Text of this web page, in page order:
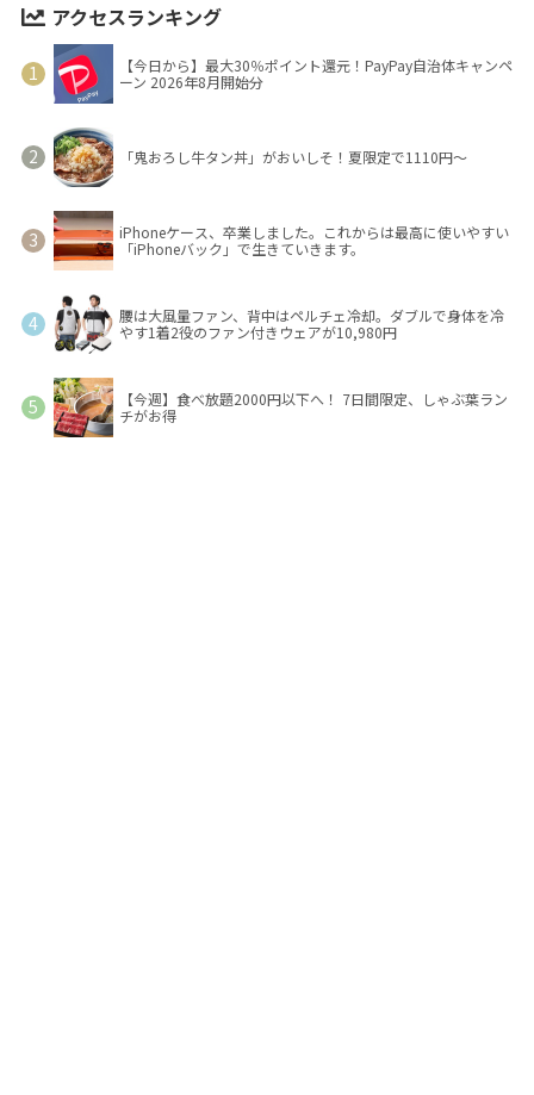
アクセスランキング
【今日から】最大30％ポイント還元！PayPay自治体キャンペ
ーン 2026年8月開始分
「鬼おろし牛タン丼」がおいしそ！夏限定で1110円～
iPhoneケース、卒業しました。これからは最高に使いやすい
「iPhoneバック」で生きていきます。
腰は大風量ファン、背中はペルチェ冷却。ダブルで身体を冷
やす1着2役のファン付きウェアが10,980円
【今週】食べ放題2000円以下へ！ 7日間限定、しゃぶ葉ラン
チがお得